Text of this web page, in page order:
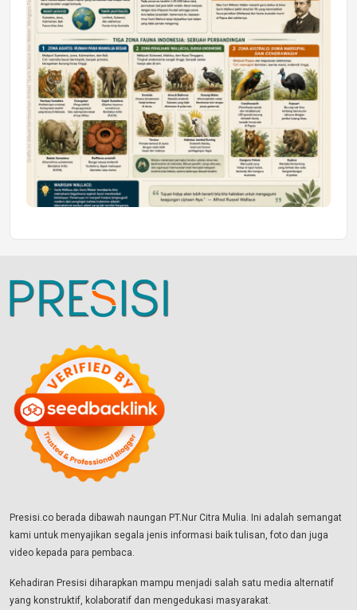
Presisi.co berada dibawah naungan PT.Nur Citra Mulia. Ini adalah semangat
kami untuk menyajikan segala jenis informasi baik tulisan, foto dan juga
video kepada para pembaca.
Kehadiran Presisi diharapkan mampu menjadi salah satu media alternatif
yang konstruktif, kolaboratif dan mengedukasi masyarakat.